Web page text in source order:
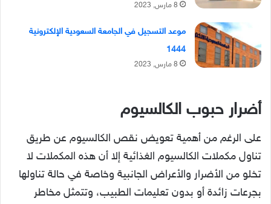
8 مارس, 2023
موعد التسجيل في الجامعة السعودية الإلكترونية
1444
8 مارس, 2023
أضرار حبوب الكالسيوم
على الرغم من أهمية تعويض نقص الكالسيوم عن طريق
تناول مكملات الكالسيوم الغذائية إلا أن هذه المكملات لا
تخلو من الأضرار والأعراض الجانبية وخاصة في حالة تناولها
بجرعات زائدة أو بدون تعليمات الطبيب، وتتمثل مخاطر